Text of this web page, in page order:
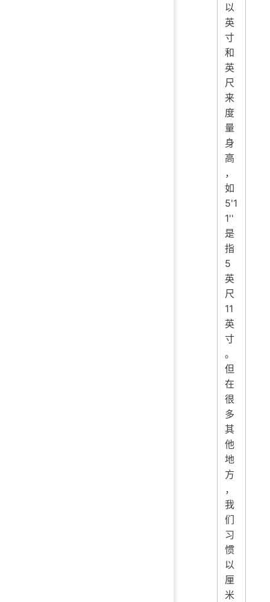
以
英
寸
和
英
尺
来
度
量
身
高
，
如
5'1
1''
是
指
5
英
尺
11
英
寸
。
但
在
很
多
其
他
地
方
，
我
们
习
惯
以
厘
米